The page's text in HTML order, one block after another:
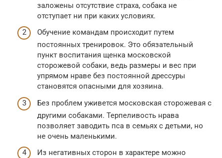
заложены отсутствие страха, собака не
отступает ни при каких условиях.
Обучение командам происходит путем
постоянных тренировок. Это обязательный
пункт воспитания щенка московской
сторожевой собаки, ведь размеры и вес при
упрямом нраве без постоянной дрессуры
становятся опасными для хозяина.
Без проблем уживется московская сторожевая с
другими собаками. Терпеливость нрава
позволяет заводить пса в семьях с детьми, но
не очень маленькими.
Из негативных сторон в характере можно